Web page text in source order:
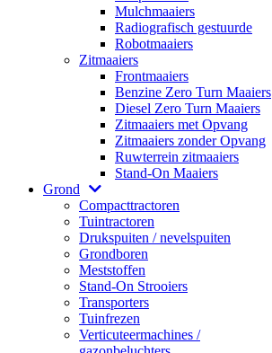
Mulchmaaiers
Radiografisch gestuurde
Robotmaaiers
Zitmaaiers
Frontmaaiers
Benzine Zero Turn Maaiers
Diesel Zero Turn Maaiers
Zitmaaiers met Opvang
Zitmaaiers zonder Opvang
Ruwterrein zitmaaiers
Stand-On Maaiers
Grond
Compacttractoren
Tuintractoren
Drukspuiten / nevelspuiten
Grondboren
Meststoffen
Stand-On Strooiers
Transporters
Tuinfrezen
Verticuteermachines /